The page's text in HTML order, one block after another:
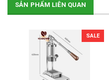
SẢN PHẨM LIÊN QUAN
SALE